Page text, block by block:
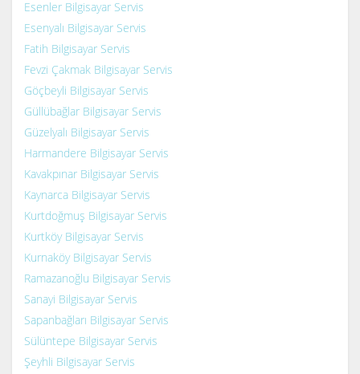
Esenler Bilgisayar Servis
Esenyalı Bilgisayar Servis
Fatih Bilgisayar Servis
Fevzi Çakmak Bilgisayar Servis
Göçbeyli Bilgisayar Servis
Güllübağlar Bilgisayar Servis
Güzelyalı Bilgisayar Servis
Harmandere Bilgisayar Servis
Kavakpınar Bilgisayar Servis
Kaynarca Bilgisayar Servis
Kurtdoğmuş Bilgisayar Servis
Kurtköy Bilgisayar Servis
Kurnaköy Bilgisayar Servis
Ramazanoğlu Bilgisayar Servis
Sanayi Bilgisayar Servis
Sapanbağları Bilgisayar Servis
Sülüntepe Bilgisayar Servis
Şeyhli Bilgisayar Servis